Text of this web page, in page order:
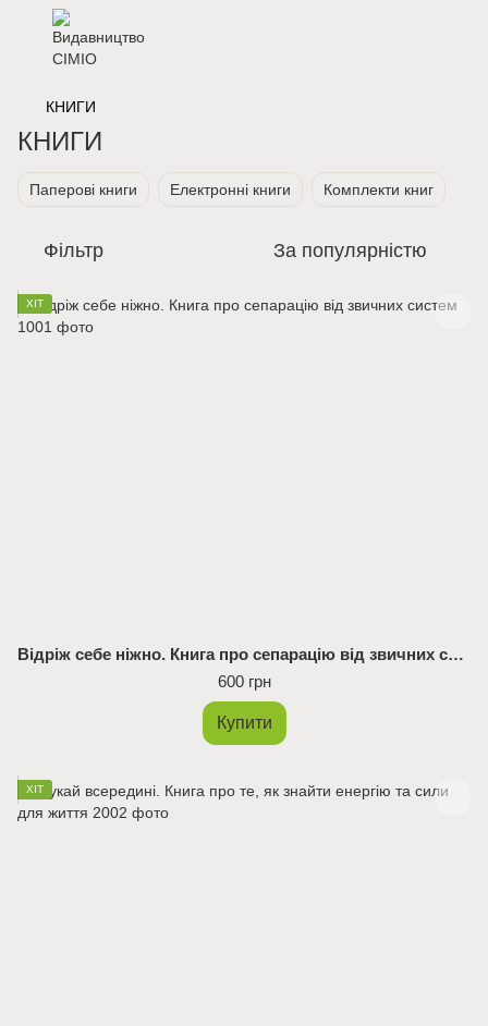
КНИГИ
КНИГИ
Паперові книги Електронні книги Комплекти книг
Фільтр За популярністю
ХІТ
Відріж себе ніжно. Книга про сепарацію від звичних систем
600 грн
Купити
ХІТ